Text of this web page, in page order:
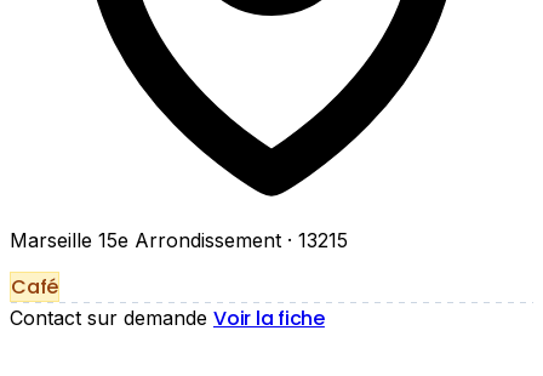
Marseille 15e Arrondissement · 13215
Café
Contact sur demande Voir la fiche